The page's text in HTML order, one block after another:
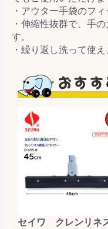
・アウター手袋のフ
・伸縮性抜群で、手
す。
・繰り返し洗って使え
セイワ クレンリネ